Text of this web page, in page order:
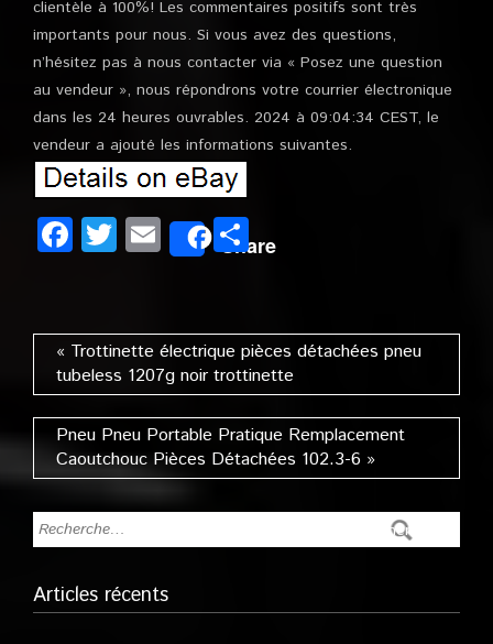
clientèle à 100%! Les commentaires positifs sont très
importants pour nous. Si vous avez des questions,
n’hésitez pas à nous contacter via « Posez une question
au vendeur », nous répondrons votre courrier électronique
dans les 24 heures ouvrables. 2024 à 09:04:34 CEST, le
vendeur a ajouté les informations suivantes.
Facebook
Twitter
EmailSharePartager
« Trottinette électrique pièces détachées pneu
tubeless 1207g noir trottinette
Pneu Pneu Portable Pratique Remplacement
Caoutchouc Pièces Détachées 102.3-6 »
Articles récents